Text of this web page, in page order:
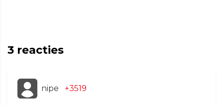
3 reacties
nipe +3519